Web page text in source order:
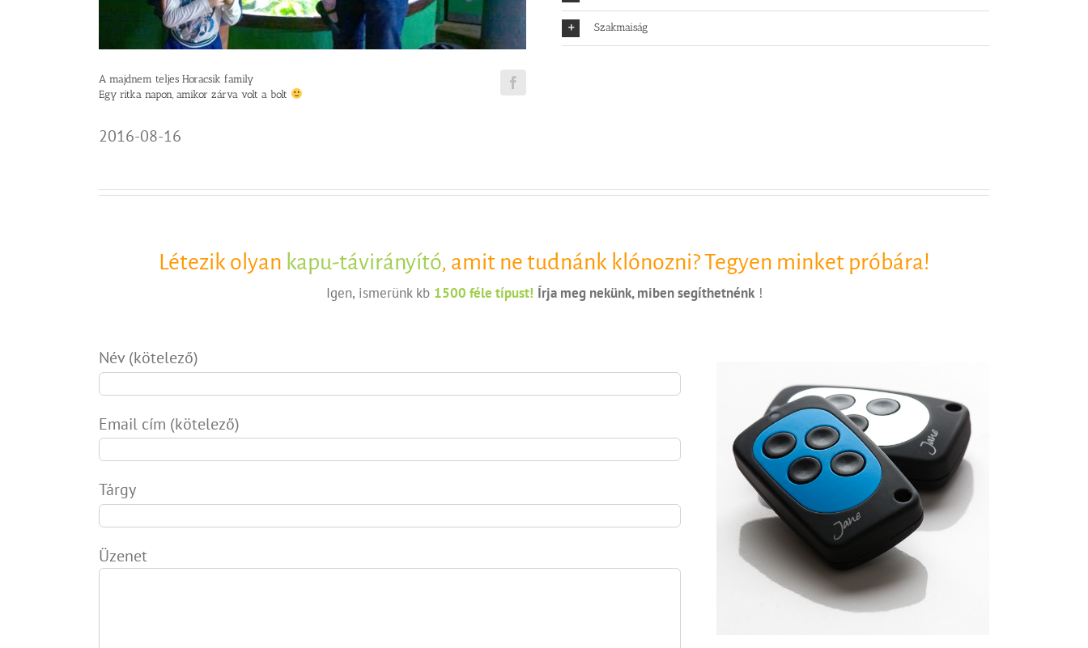
A majdnem teljes Horacsik family
Egy ritka napon, amikor zárva volt a bolt
2016-08-16
Szakmaiság
Létezik olyan kapu-távirányító, amit ne tudnánk klónozni? Tegyen minket próbára!
Igen, ismerünk kb 1500 féle típust! Írja meg nekünk, miben segíthetnénk!
Név (kötelező)
Email cím (kötelező)
Tárgy
Üzenet